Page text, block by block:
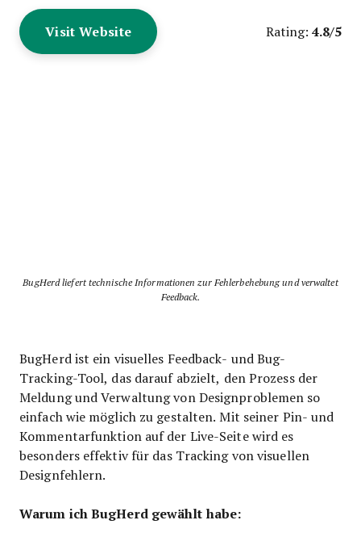
Visit Website Rating: 4.8/5
BugHerd liefert technische Informationen zur Fehlerbehebung und verwaltet
Feedback.
BugHerd ist ein visuelles Feedback- und Bug-
Tracking-Tool, das darauf abzielt, den Prozess der
Meldung und Verwaltung von Designproblemen so
einfach wie möglich zu gestalten. Mit seiner Pin- und
Kommentarfunktion auf der Live-Seite wird es
besonders effektiv für das Tracking von visuellen
Designfehlern.
Warum ich BugHerd gewählt habe: